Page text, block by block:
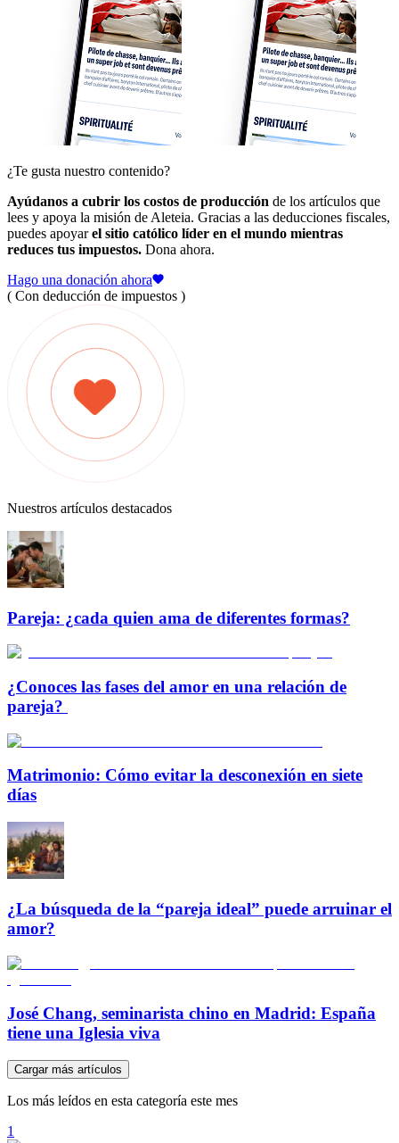
¿Te gusta nuestro contenido?
Ayúdanos a cubrir los costos de producción de los artículos que
lees y apoya la misión de Aleteia. Gracias a las deducciones fiscales,
puedes apoyarel sitio católico líder en el mundo mientras
reduces tus impuestos. Dona ahora.
Hago una donación ahora
( Con deducción de impuestos )
Nuestros artículos destacados
Pareja: ¿cada quien ama de diferentes formas?
¿Conoces las fases del amor en una relación de
pareja?
Matrimonio: Cómo evitar la desconexión en siete
días
¿La búsqueda de la “pareja ideal” puede arruinar el
amor?
José Chang, seminarista chino en Madrid: España
tiene una Iglesia viva
Cargar más artículos
Los más leídos en esta categoría este mes
1